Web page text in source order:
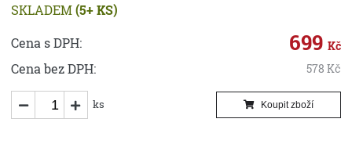
SKLADEM(5+ KS)
Cena s DPH:
699 Kč
Cena bez DPH: 578 Kč
ks Koupit zboží